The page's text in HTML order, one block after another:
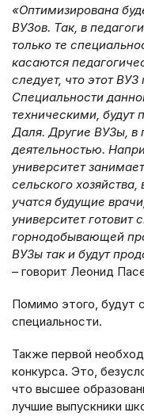
«Оптимизирована
ВУЗов. Так, в
только те
касаются
следует, что этот ВУЗ
Специальности
техническими, будут
Даля. Другие ВУЗы, в
деятельностью.
университет
сельского
учатся будущие
университет готовит
горнодобывающей
ВУЗы так и будут
– говорит Леонид
Помимо этого, будут
специальности.
Также первой
конкурса. Это,
что высшее
лучшие выпускники